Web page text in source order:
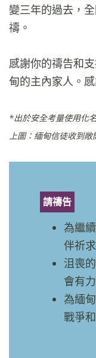
變三年的過去，
禱。
感謝你的禱告和
甸的主內家人。
*出於安全考量使用化
上圖：緬甸信徒收到
請禱告
為繼
伴祈
沮喪
會有
為緬
戰爭